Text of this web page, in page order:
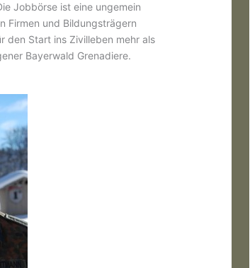
Jobbörse ist eine ungemein
Firmen und Bildungsträgern
den Start ins Zivilleben mehr als
Bayerwald Grenadiere.